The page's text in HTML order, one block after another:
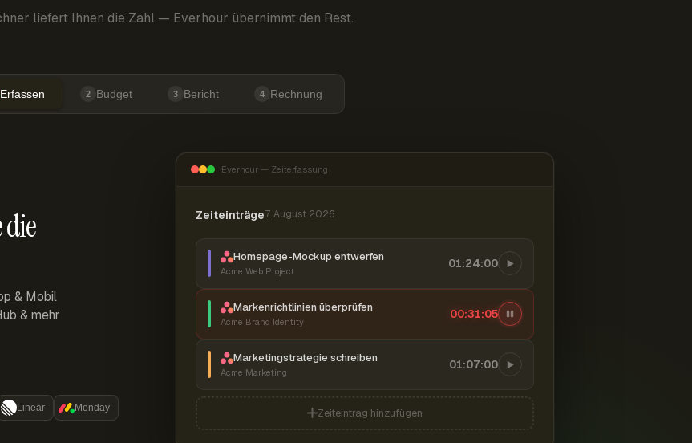
liefert Ihnen die Zahl — Everhour übernimmt den Rest.
Erfassen 2 Budget 3 Bericht 4 Rechnung
die
& Mobil
& mehr
Linear Monday
Everhour — Zeiterfassung
Zeiteinträge7. August 2026
Homepage-Mockup entwerfen
Acme Web Project
01:24:00
Markenrichtlinien überprüfen
Acme Brand Identity
00:31:06
Marketingstrategie schreiben
Acme Marketing
01:07:00
Zeiteintrag hinzufügen